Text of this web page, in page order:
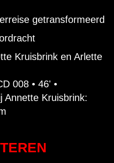
getransformeerd
Kruisbrink en Arlette
008 • 46' •
Annette Kruisbrink: